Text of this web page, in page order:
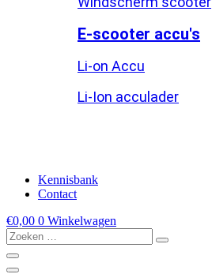
E-scooter accu's
Li-on Accu
Li-Ion acculader
Kennisbank
Contact
€0,00 0 Winkelwagen
Zoeken
…